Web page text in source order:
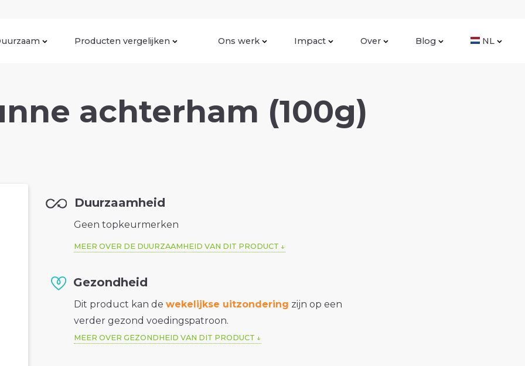
Producten vergelijken Ons werk Impact Over Blog NL
achterham (100g)
Duurzaamheid
Geen topkeurmerken
MEER OVER DE DUURZAAMHEID VAN DIT PRODUCT
Gezondheid
Dit product kan dewekelijkse uitzondering zijn op een
verder gezond voedingspatroon.
MEER OVER GEZONDHEID VAN DIT PRODUCT